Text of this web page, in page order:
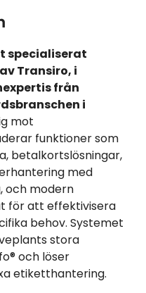
specialiserat
Transiro, i
från
i
mot
funktioner som
betalkortslösningar,
med
och modern
för att effektivisera
behov. Systemet
stora
och löser
etiketthantering.